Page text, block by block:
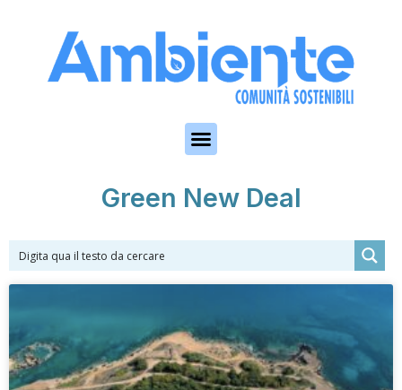
Green New Deal